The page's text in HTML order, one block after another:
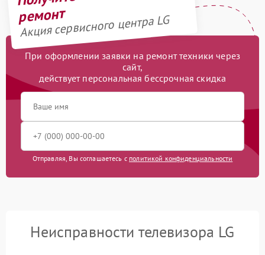
ремонт
Акция сервисного центра LG
При оформлении заявки на ремонт техники через
сайт,
действует персональная бессрочная скидка
Отправляя, Вы соглашаетесь с политикой конфиденциальности
Неисправности телевизора LG